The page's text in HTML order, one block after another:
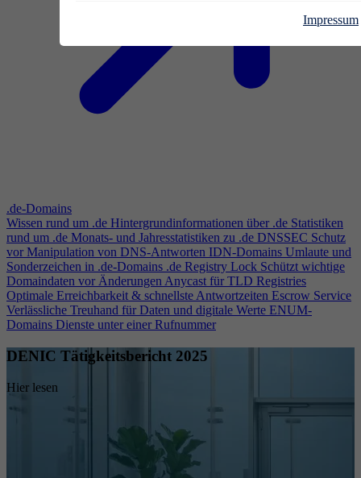
Impressum
.de-Domains
Wissen rund um .de Hintergrundinformationen über .de Statistiken
rund um .de Monats- und Jahresstatistiken zu .de DNSSEC Schutz
vor Manipulation von DNS-Antworten IDN-Domains Umlaute und
Sonderzeichen in .de-Domains .de Registry Lock Schützt wichtige
Domaindaten vor ÄnderungenAnycast für TLD Registries
Optimale Erreichbarkeit & schnellste Antwortzeiten Escrow Service
Verlässliche Treuhand für Daten und digitale Werte ENUM-
Domains Dienste unter einer Rufnummer
DENIC Tätigkeitsbericht 2025
Hier lesen